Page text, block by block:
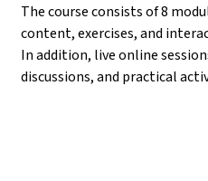
The course consists of 8
content, exercises, and
In addition, live online
discussions, and practical